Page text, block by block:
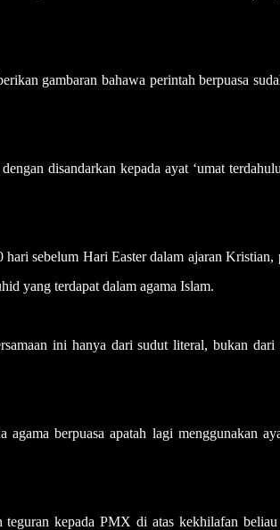
gambaran bahawa perintah berpuasa
disandarkan kepada ayat ‘umat
sebelum Hari Easter dalam ajaran Kristian,
yang terdapat dalam agama Islam.
ini hanya dari sudut literal, bukan dari
agama berpuasa apatah lagi menggunakan
teguran kepada PMX di atas kekhilafan